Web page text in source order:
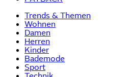
Trends & Themen
Wohnen
Damen
Herren
Kinder
Bademode
Sport